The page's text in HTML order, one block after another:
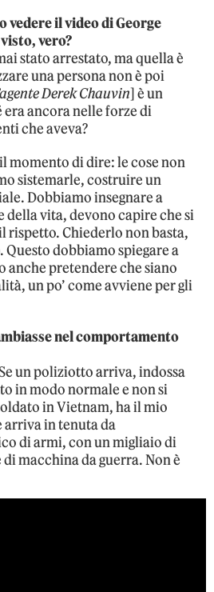
vedere il video di George
vero?
stato arrestato, ma quella è
una persona non è poi
Derek Chauvin] è un
era ancora nelle forze di
che aveva?
momento di dire: le cose non
sistemarle, costruire un
Dobbiamo insegnare a
della vita, devono capire che si
rispetto. Chiederlo non basta,
Questo dobbiamo spiegare a
anche pretendere che siano
un po’ come avviene per gli
nel comportamento
un poliziotto arriva, indossa
in modo normale e non si
in Vietnam, ha il mio
arriva in tenuta da
di armi, con un migliaio di
macchina da guerra. Non è